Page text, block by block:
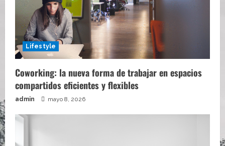
Lifestyle
Coworking: la nueva forma de trabajar en espacios
compartidos eficientes y flexibles
admin mayo 8, 2026